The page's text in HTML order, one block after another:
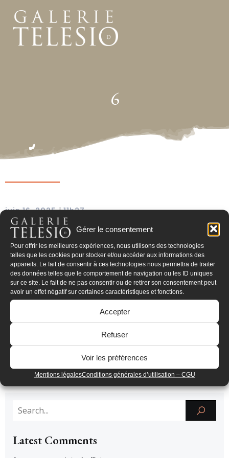
Gérer le consentement
Pour offrir les meilleures expériences, nous utilisons des technologies
telles que les cookies pour stocker et/ou accéder aux informations des
appareils. Le fait de consentir à ces technologies nous permettra de traiter
des données telles que le comportement de navigation ou les ID uniques
sur ce site. Le fait de ne pas consentir ou de retirer son consentement peut
avoir un effet négatif sur certaines caractéristiques et fonctions.
Accepter
Refuser
Voir les préférences
Mentions légalesConditions générales d’utilisation – CGU
6
juin 16, 2025 | 11h27
Tags: No tags
Comments are closed
Latest Comments